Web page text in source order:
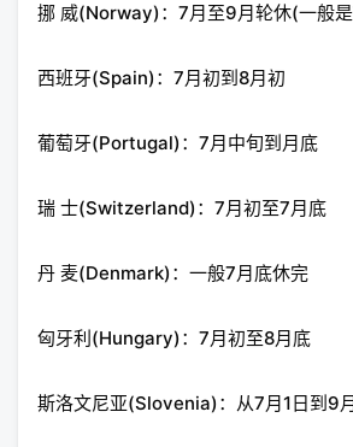
挪 威(Norway)：7月至9月轮休(一般
西班牙(Spain)：7月初到8月初
葡萄牙(Portugal)：7月中旬到月底
瑞 士(Switzerland)：7月初至7月底
丹 麦(Denmark)：一般7月底休完
匈牙利(Hungary)：7月初至8月底
斯洛文尼亚(Slovenia)：从7月1日到9